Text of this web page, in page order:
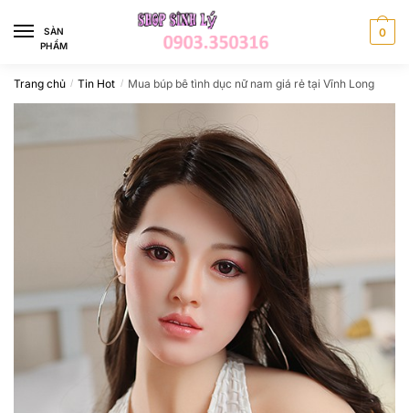
navigation
content
SÀN
PHẨM
0
Trang chủ / Tin Hot / Mua búp bê tình dục nữ nam giá rẻ tại Vĩnh Long